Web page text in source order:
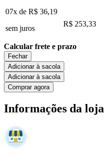
07x de R$ 36,19
sem juros
R$ 253,33
Calcular frete e prazo
Fechar
Adicionar à sacola
Adicionar à sacola
Comprar agora
Informações da loja